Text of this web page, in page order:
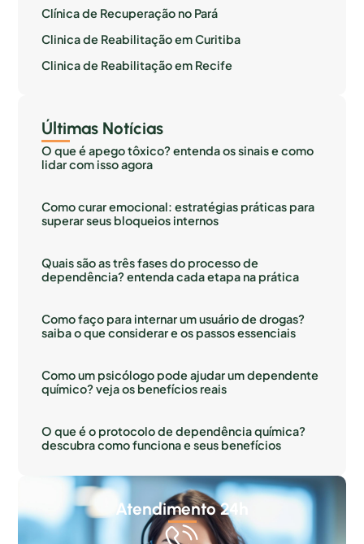
Clínica de Recuperação no Pará
Clinica de Reabilitação em Curitiba
Clinica de Reabilitação em Recife
Últimas Notícias
O que é apego tôxico? entenda os sinais e como
lidar com isso agora
Como curar emocional: estratégias práticas para
superar seus bloqueios internos
Quais são as três fases do processo de
dependência? entenda cada etapa na prática
Como faço para internar um usuário de drogas?
saiba o que considerar e os passos essenciais
Como um psicólogo pode ajudar um dependente
químico? veja os benefícios reais
O que é o protocolo de dependência química?
descubra como funciona e seus benefícios
Atendimento 24h